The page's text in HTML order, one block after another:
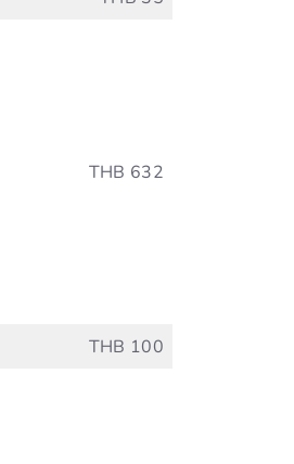
THB 632
THB 100